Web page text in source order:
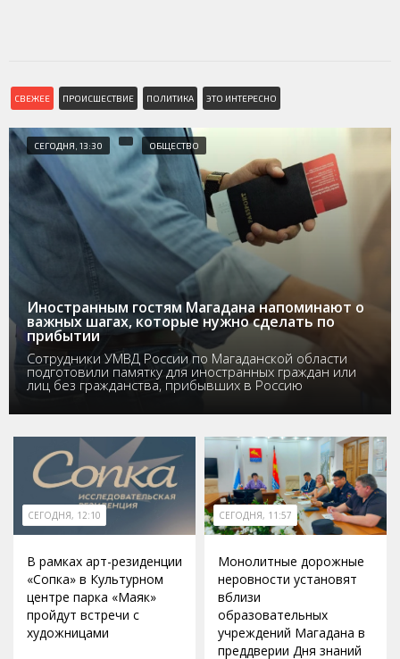
СВЕЖЕЕ ПРОИСШЕСТВИЕ ПОЛИТИКА ЭТО ИНТЕРЕСНО
СЕГОДНЯ, 13:30 ОБЩЕСТВО
Иностранным гостям Магадана напоминают о
важных шагах, которые нужно сделать по
прибытии
Сотрудники УМВД России по Магаданской области
подготовили памятку для иностранных граждан или
лиц без гражданства, прибывших в Россию
СЕГОДНЯ, 12:10
В рамках арт-резиденции
«Сопка» в Культурном
центре парка «Маяк»
пройдут встречи с
художницами
СЕГОДНЯ, 11:57
Монолитные дорожные
неровности установят
вблизи
образовательных
учреждений Магадана в
преддверии Дня знаний